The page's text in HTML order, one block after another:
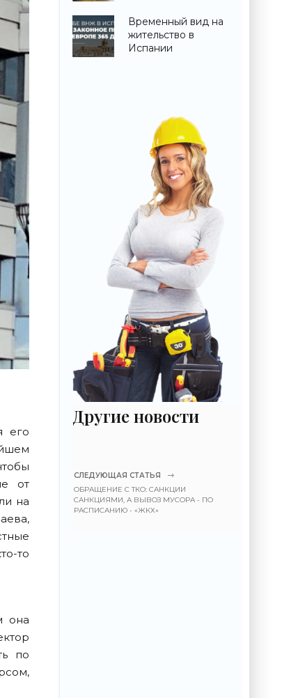
его
от
на
то
она
по
сад - «Свежие
новости
строительства»
Временный вид на
жительство в
Испании
Другие новости
СЛЕДУЮЩАЯ СТАТЬЯ
ОБРАЩЕНИЕ С ТКО: САНКЦИИ
САНКЦИЯМИ, А ВЫВОЗ МУСОРА - ПО
РАСПИСАНИЮ - «ЖКХ»